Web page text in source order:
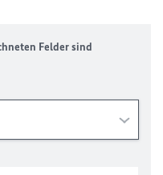
Felder sind